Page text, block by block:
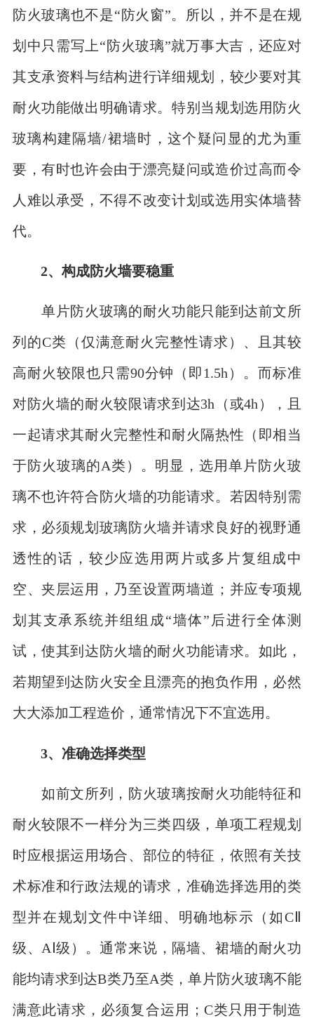
防火玻璃也不是“防火窗”。所以，并不是在规
划中只需写上“防火玻璃”就万事大吉，还应对
其支承资料与结构进行详细规划，较少要对其
耐火功能做出明确请求。特别当规划选用防火
玻璃构建隔墙/裙墙时，这个疑问显的尤为重
要，有时也许会由于漂亮疑问或造价过高而令
人难以承受，不得不改变计划或选用实体墙替
代。
2、构成防火墙要稳重
单片防火玻璃的耐火功能只能到达前文所
列的C类（仅满意耐火完整性请求）、且其较
高耐火较限也只需90分钟（即1.5h）。而标准
对防火墙的耐火较限请求到达3h（或4h），且
一起请求其耐火完整性和耐火隔热性（即相当
于防火玻璃的A类）。明显，选用单片防火玻
璃不也许符合防火墙的功能请求。若因特别需
求，必须规划玻璃防火墙并请求良好的视野通
透性的话，较少应选用两片或多片复组成中
空、夹层运用，乃至设置两墙道；并应专项规
划其支承系统并组组成“墙体”后进行全体测
试，使其到达防火墙的耐火功能请求。如此，
若期望到达防火安全且漂亮的抱负作用，必然
大大添加工程造价，通常情况下不宜选用。
3、准确选择类型
如前文所列，防火玻璃按耐火功能特征和
耐火较限不一样分为三类四级，单项工程规划
时应根据运用场合、部位的特征，依照有关技
术标准和行政法规的请求，准确选择选用的类
型并在规划文件中详细、明确地标示（如CⅡ
级、AⅠ级）。通常来说，隔墙、裙墙的耐火功
能均请求到达B类乃至A类，单片防火玻璃不能
满意此请求，必须复合运用；C类只用于制造